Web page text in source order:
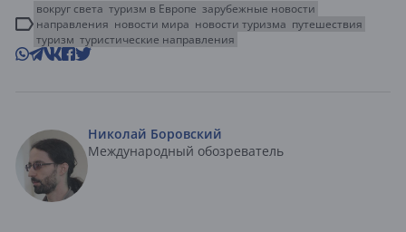
вокруг света туризм в Европе зарубежные новости
направления новости мира новости туризма путешествия
туризм туристические направления
Николай Боровский
Международный обозреватель